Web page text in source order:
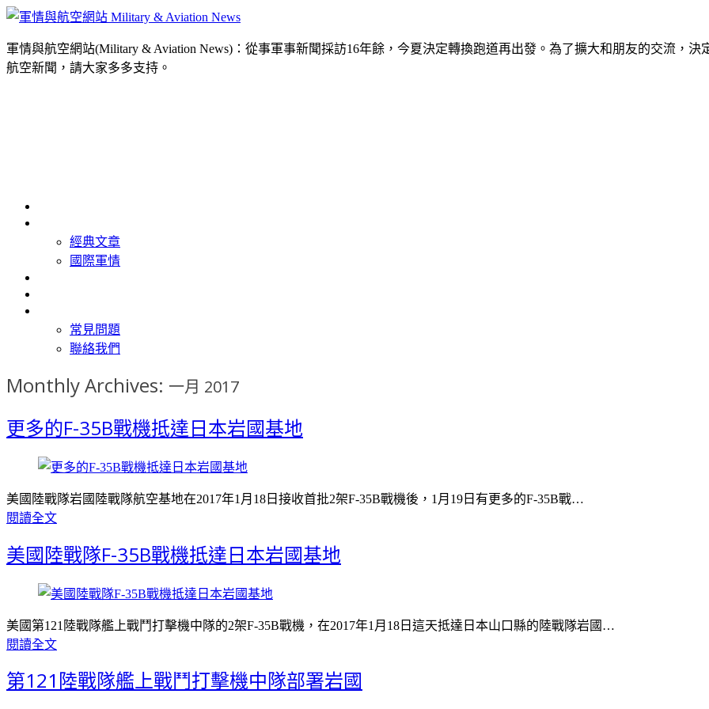
軍情與航空網站(Military & Aviation News)：從事軍事新聞採訪16年餘，今夏決定轉換跑道再出發。為了擴大和朋友的交流，
航空新聞，請大家多多支持。
經典文章
國際軍情
常見問題
聯絡我們
Monthly Archives: 一月 2017
更多的F-35B戰機抵達日本岩國基地
美國陸戰隊岩國陸戰隊航空基地在2017年1月18日接收首批2架F-35B戰機後，1月19日有更多的F-35B戰…
閱讀全文
美國陸戰隊F-35B戰機抵達日本岩國基地
美國第121陸戰隊艦上戰鬥打擊機中隊的2架F-35B戰機，在2017年1月18日這天抵達日本山口縣的陸戰隊岩國…
閱讀全文
第121陸戰隊艦上戰鬥打擊機中隊部署岩國